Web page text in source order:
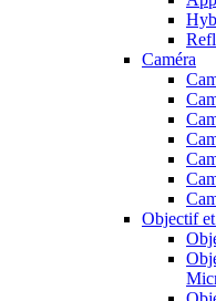
Caméra
Objectif